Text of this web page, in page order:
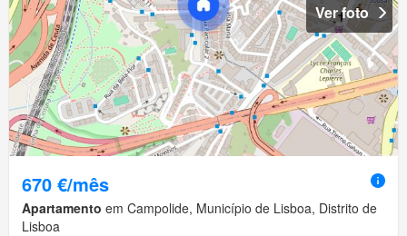
Ver foto
670 €/mês
Apartamento em Campolide, Município de Lisboa, Distrito de
Lisboa